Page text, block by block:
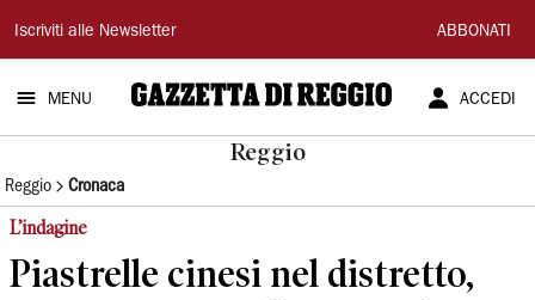
Gazzetta
di
Reggio
Iscriviti alle Newsletter ABBONATI
MENU ACCEDI
Reggio
Reggio Cronaca
L’indagine
Piastrelle cinesi nel distretto,